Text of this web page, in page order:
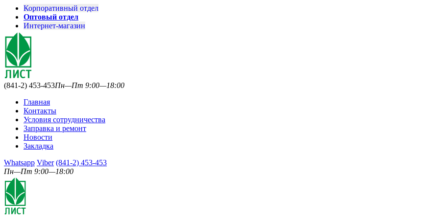
Корпоративный отдел
Оптовый отдел
Интернет-магазин
(841-2) 453-453Пн—Пт 9:00—18:00
Главная
Контакты
Условия сотрудничества
Заправка и ремонт
Новости
Закладка
Whatsapp Viber (841-2) 453-453
Пн—Пт 9:00—18:00